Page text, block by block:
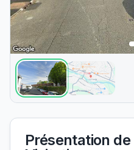
Présentation de